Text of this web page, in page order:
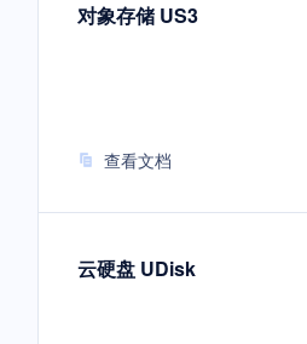
对象存储 US3
查看文档
云硬盘 UDisk